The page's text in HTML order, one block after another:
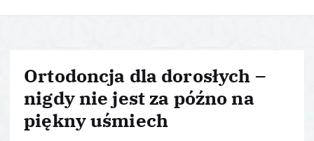
e
Ortodoncja dla dorosłych –
nigdy nie jest za późno na
piękny uśmiech